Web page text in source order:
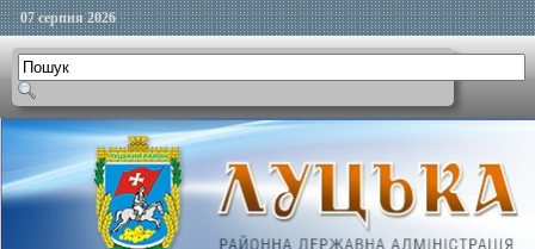
07 серпня 2026